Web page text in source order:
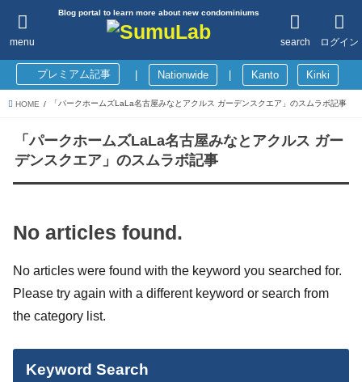
Blog portal to learn more about new condominiums
ログイン
search
menu
プレミアム記事 Nationwide Kanto Kinki
HOME 「パークホームズLaLa名古屋みなとアクルス ガーデンスクエア」のスムラボ記事
「パークホームズLaLa名古屋みなとアクルス ガー
デンスクエア」のスムラボ記事
No articles found.
No articles were found with the keyword you searched for.
Please try again with a different keyword or search from
the category list.
Keyword Search